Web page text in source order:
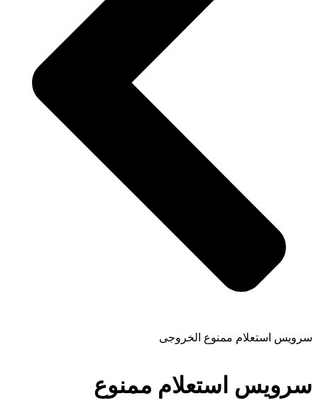
سرویس استعلام ممنوع الخروجی
سرویس استعلام ممنوع